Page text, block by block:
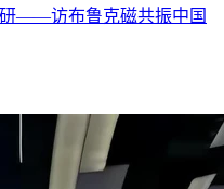
——访布鲁克磁共振中国